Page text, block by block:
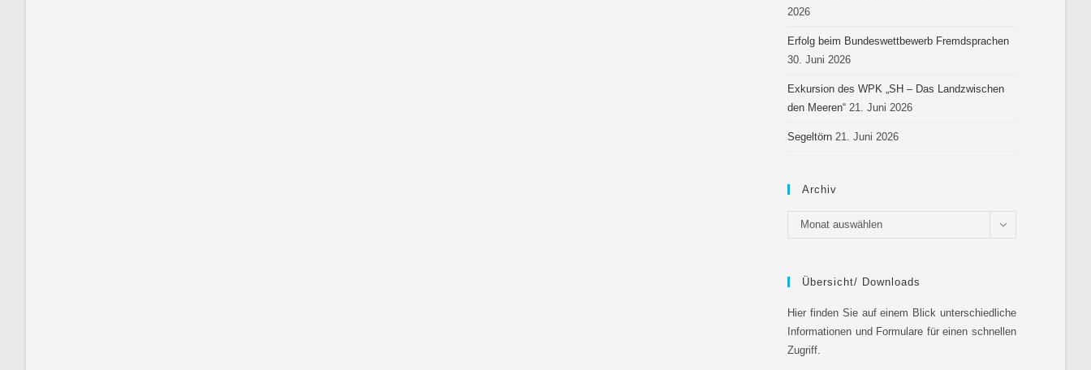
2026
Erfolg beim Bundeswettbewerb Fremdsprachen
30. Juni 2026
Exkursion des WPK „SH – Das Landzwischen
den Meeren“ 21. Juni 2026
Segeltörn 21. Juni 2026
Archiv
Monat auswählen
Übersicht/ Downloads
Hier finden Sie auf einem Blick unterschiedliche
Informationen und Formulare für einen schnellen
Zugriff.